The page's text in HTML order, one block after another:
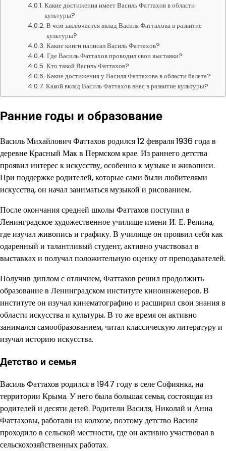
Какие достижения имеет Василь Фаттахов в области
культуры?
В чем заключается вклад Василя Фаттахова в развитие
культуры?
Какие книги написал Василь Фаттахов?
Где Василь Фаттахов проводил свои выставки?
Кто такой Василь Фаттахов?
Какие достижения у Василя Фаттахова в области балета?
Какой вклад Василь Фаттахов внес в развитие культуры?
Ранние годы и образование
Василь Михайлович Фаттахов родился 12 февраля 1936 года в
деревне Красный Мак в Пермском крае. Из раннего детства
проявил интерес к искусству, особенно к музыке и живописи.
При поддержке родителей, которые сами были любителями
искусства, он начал заниматься музыкой и рисованием.
После окончания средней школы Фаттахов поступил в
Ленинградское художественное училище имени И. Е. Репина,
где изучал живопись и графику. В училище он проявил себя как
одаренный и талантливый студент, активно участвовал в
выставках и получал положительную оценку от преподавателей.
Получив диплом с отличием, Фаттахов решил продолжить
образование в Ленинградском институте киноинженеров. В
институте он изучал кинематографию и расширил свои знания в
области искусства и культуры. В то же время он активно
занимался самообразованием, читал классическую литературу и
изучал историю искусства.
Детство и семья
Василь Фаттахов родился в 1947 году в селе Софиянка, на
территории Крыма. У него была большая семья, состоящая из
родителей и десяти детей. Родители Василя, Николай и Анна
Фаттаховы, работали на колхозе, поэтому детство Василя
проходило в сельской местности, где он активно участвовал в
сельскохозяйственных работах.